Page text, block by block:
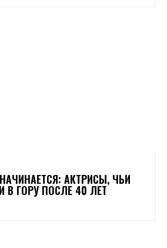
АКТРИСЫ, ЧЬИ
ГОРУ ПОСЛЕ 40 ЛЕТ